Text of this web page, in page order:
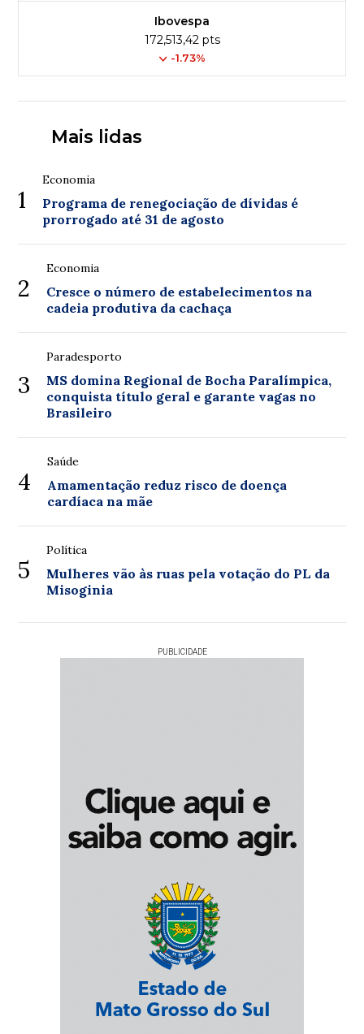
Ibovespa
172,513,42 pts
-1.73%
Mais lidas
1
Economia
Programa de renegociação de dívidas é
prorrogado até 31 de agosto
2
Economia
Cresce o número de estabelecimentos na
cadeia produtiva da cachaça
3
Paradesporto
MS domina Regional de Bocha Paralímpica,
conquista título geral e garante vagas no
Brasileiro
4
Saúde
Amamentação reduz risco de doença
cardíaca na mãe
5
Política
Mulheres vão às ruas pela votação do PL da
Misoginia
PUBLICIDADE